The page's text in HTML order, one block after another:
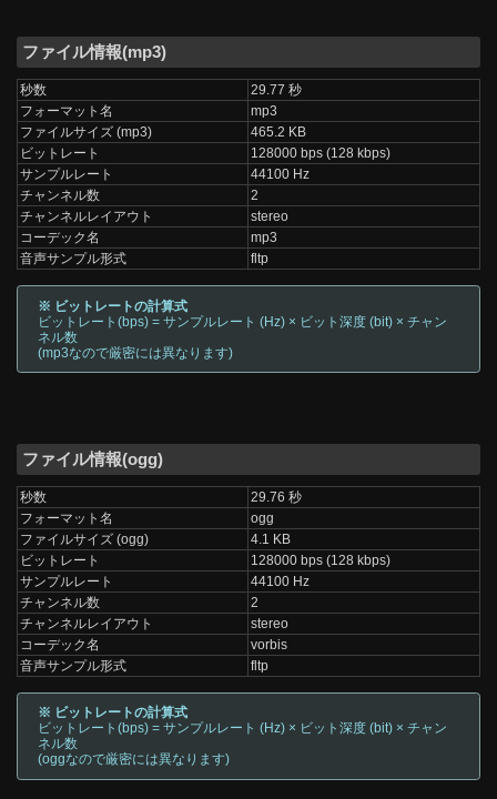
ファイル情報(mp3)
秒数
29.77 秒
フォーマット名
mp3
ファイルサイズ (mp3)
465.2 KB
ビットレート
128000 bps (128 kbps)
サンプルレート
44100 Hz
チャンネル数
2
チャンネルレイアウト
stereo
コーデック名
mp3
音声サンプル形式
fltp
※ ビットレートの計算式
ビットレート(bps) = サンプルレート (Hz) × ビット深度 (bit) × チャン
ネル数
(mp3なので厳密には異なります)
ファイル情報(ogg)
秒数
29.76 秒
フォーマット名
ogg
ファイルサイズ (ogg)
4.1 KB
ビットレート
128000 bps (128 kbps)
サンプルレート
44100 Hz
チャンネル数
2
チャンネルレイアウト
stereo
コーデック名
vorbis
音声サンプル形式
fltp
※ ビットレートの計算式
ビットレート(bps) = サンプルレート (Hz) × ビット深度 (bit) × チャン
ネル数
(oggなので厳密には異なります)